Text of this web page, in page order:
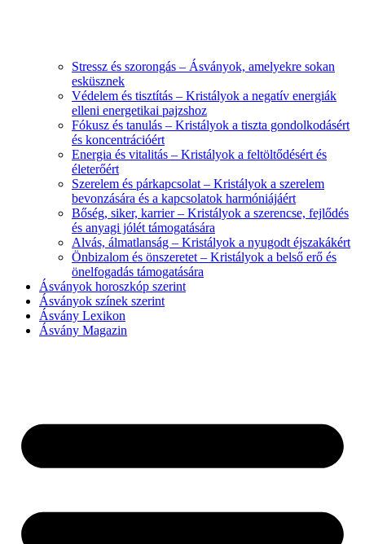
Stressz és szorongás – Ásványok, amelyekre sokan
esküsznek
Védelem és tisztítás – Kristályok a negatív energiák
elleni energetikai pajzshoz
Fókusz és tanulás – Kristályok a tiszta gondolkodásért
és koncentrációért
Energia és vitalitás – Kristályok a feltöltődésért és
életerőért
Szerelem és párkapcsolat – Kristályok a szerelem
bevonzására és a kapcsolatok harmóniájáért
Bőség, siker, karrier – Kristályok a szerencse, fejlődés
és anyagi jólét támogatására
Alvás, álmatlanság – Kristályok a nyugodt éjszakákért
Önbizalom és önszeretet – Kristályok a belső erő és
önelfogadás támogatására
Ásványok horoszkóp szerint
Ásványok színek szerint
Ásvány Lexikon
Ásvány Magazin